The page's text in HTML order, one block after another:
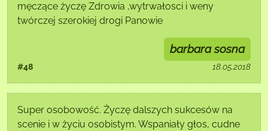
męczące życzę Zdrowia ,wytrwałosci i weny
twórczej szerokiej drogi Panowie
#48
barbara sosna
18.05.2018
Super osobowość. Życzę dalszych sukcesów na
scenie i w życiu osobistym. Wspaniały głos, cudne